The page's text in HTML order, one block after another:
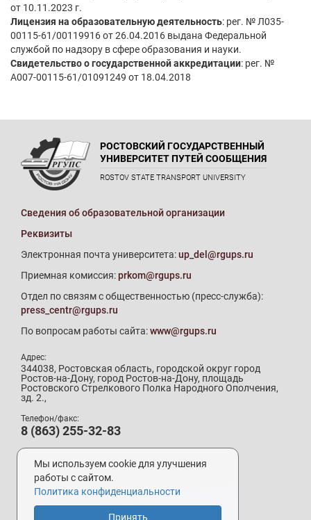
от 10.11.2023 г.
Лицензия на образовательную деятельность: рег. № Л035-
00115-61/00119916 от 26.04.2016 выдана Федеральной
службой по надзору в сфере образования и науки.
Свидетельство о государственной аккредитации: рег. №
А007-00115-61/01091249 от 18.04.2018
РОСТОВСКИЙ ГОСУДАРСТВЕННЫЙ
УНИВЕРСИТЕТ ПУТЕЙ СООБЩЕНИЯ
ROSTOV STATE TRANSPORT UNIVERSITY
Сведения об образовательной организации
Реквизиты
Электронная почта университета:up_del@rgups.ru
Приемная комиссия:prkom@rgups.ru
Отдел по связям с общественностью (пресс-служба):
press_centr@rgups.ru
По вопросам работы сайта:www@rgups.ru
Адрес:
344038, Ростовская область, городской округ город
Ростов-на-Дону, город Ростов-на-Дону, площадь
Ростовского Стрелкового Полка Народного Ополчения,
зд. 2.,
Телефон/факс:
8 (863) 255-32-83
Телефон приемной комиссии:
8 (800) 707-19-29
8 (863) 272-64-88
Мы используем cookie для улучшения
работы с сайтом.
Политика конфиденциальности
Принять